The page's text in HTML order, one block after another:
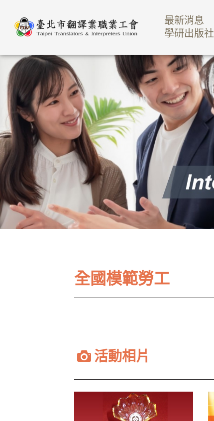
最新消息
學研出版社
全國模範勞工
活動相片